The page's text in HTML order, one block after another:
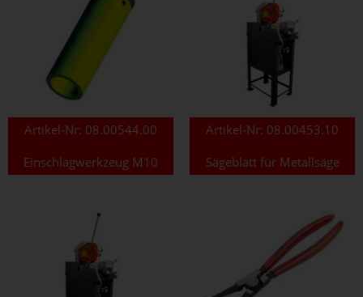
Artikel-Nr: 08.00544.00
Einschlagwerkzeug M10
Artikel-Nr: 08.00453.10
Sägeblatt für Metallsäge